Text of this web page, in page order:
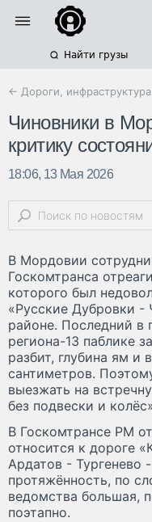
Найти грузы
← Дороги, инфраструктура
Чиновники в
критику
18:06, 13 Мая 2026
В Мордовии
Госкомтранса
которого был
«Русские Дубровки -
районе. Последний в
региона-13 паблике
разбит, глубина ям и
сантиметров.
выезжать на
без подвески и
В Госкомтрансе РМ
относится к дороге
Ардатов - Тургенево
протяжённость, по
ведомства большая,
поэтапно.